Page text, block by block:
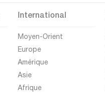
International
Moyen-Orient
Europe
Amérique
Asie
Afrique